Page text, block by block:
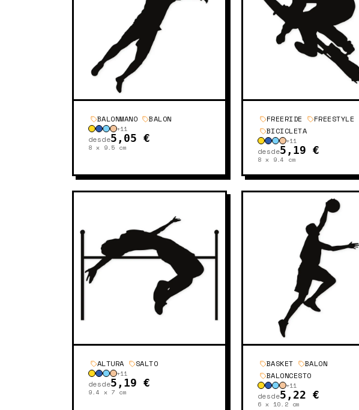
BALONMANO BALON
+11
desde5,05 €
8 x 9.5 cm
FREERIDE
FREESTYLE
BICICLETA
+11
desde5,19 €
8 x 9.4 cm
ALTURA SALTO
+11
desde5,19 €
9.4 x 7 cm
BASKET
BALON
BALONCESTO
+11
desde5,22 €
6 x 10.2 cm